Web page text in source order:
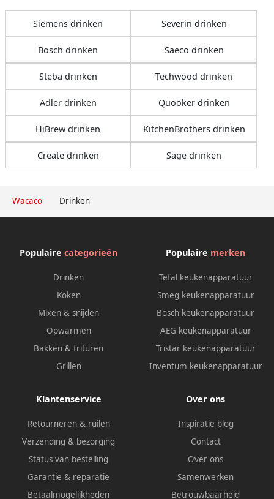
Wacaco Drinken
Siemens drinken Severin drinken
Bosch drinken Saeco drinken
Steba drinken Techwood drinken
Adler drinken Quooker drinken
HiBrew drinken KitchenBrothers drinken
Create drinken Sage drinken
Populaire categorieën
Drinken
Koken
Mixen & snijden
Opwarmen
Bakken & frituren
Grillen
Populaire merken
Tefal keukenapparatuur
Smeg keukenapparatuur
Bosch keukenapparatuur
AEG keukenapparatuur
Tristar keukenapparatuur
Inventum keukenapparatuur
Klantenservice
Retourneren & ruilen
Verzending & bezorging
Status van bestelling
Garantie & reparatie
Betaalmogelijkheden
Over ons
Inspiratie blog
Contact
Over ons
Samenwerken
Betrouwbaarheid